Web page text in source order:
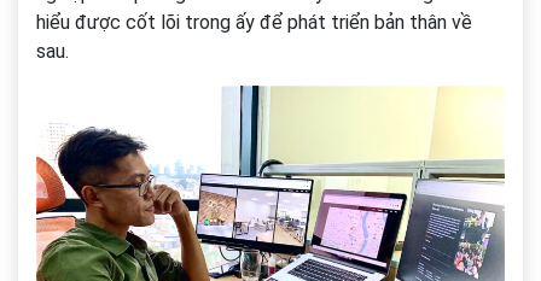
hiểu được cốt lõi trong ấy để phát triển bản thân về
sau.